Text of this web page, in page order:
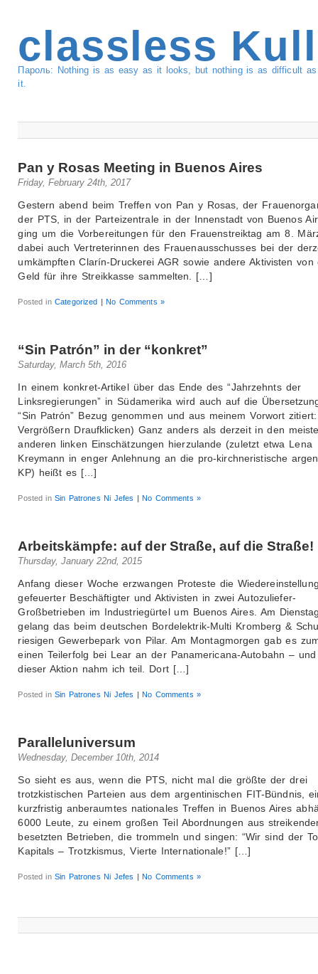
classless
Пароль: Nothing is as easy as it looks, but nothing is as difficult
it.
Pan y Rosas Meeting in Buenos Aires
Friday, February 24th, 2017
Gestern abend beim Treffen von Pan y Rosas, der
der PTS, in der Parteizentrale in der Innenstadt von Buenos
ging um die Vorbereitungen für den Frauenstreiktag am 8.
dabei auch Vertreterinnen des Frauenausschusses bei der
umkämpften Clarín-Druckerei AGR sowie andere Aktivisten von
Geld für ihre Streikkasse sammelten. […]
Posted inCategorized | No Comments »
“Sin Patrón” in der “konkret”
Saturday, March 5th, 2016
In einem konkret-Artikel über das Ende des “Jahrzehnts der
Linksregierungen” in Südamerika wird auch auf die
“Sin Patrón” Bezug genommen und aus meinem Vorwort
Vergrößern Draufklicken) Ganz anders als derzeit in den
anderen linken Einschätzungen hierzulande (zuletzt etwa Lena
Kreymann in enger Anlehnung an die pro-kirchneristische
KP) heißt es […]
Posted inSin Patrones Ni Jefes | No Comments »
Arbeitskämpfe: auf der Straße, auf die Straße!
Thursday, January 22nd, 2015
Anfang dieser Woche erzwangen Proteste die
gefeuerter Beschäftigter und Aktivisten in zwei Autozuliefer-
Großbetrieben im Industriegürtel um Buenos Aires. Am
gelang das beim deutschen Bordelektrik-Multi Kromberg &
riesigen Gewerbepark von Pilar. Am Montagmorgen gab es
einen Teilerfolg bei Lear an der Panamericana-Autobahn –
dieser Aktion nahm ich teil. Dort […]
Posted inSin Patrones Ni Jefes | No Comments »
Paralleluniversum
Wednesday, December 10th, 2014
So sieht es aus, wenn die PTS, nicht mal die größte der drei
trotzkistischen Parteien aus dem argentinischen FIT-Bündnis,
kurzfristig anberaumtes nationales Treffen in Buenos Aires
6000 Leute, zu einem großen Teil Abordnungen aus
besetzten Betrieben, die trommeln und singen: “Wir sind der
Kapitals – Trotzkismus, Vierte Internationale!” […]
Posted inSin Patrones Ni Jefes | No Comments »